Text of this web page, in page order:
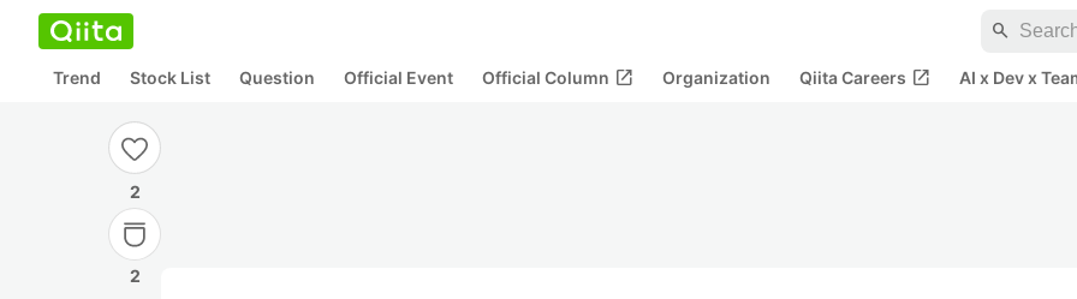
search
Trend Stock List Question Official Event Official Column open_in_new Organization Qiita Careers open_in_new AI x Dev x
2
2